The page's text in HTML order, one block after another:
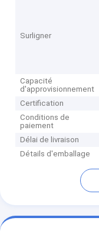
Surligner
Capacité
d'approvisionnement
Certification
Conditions de
paiement
Délai de livraison
Détails d'emballage